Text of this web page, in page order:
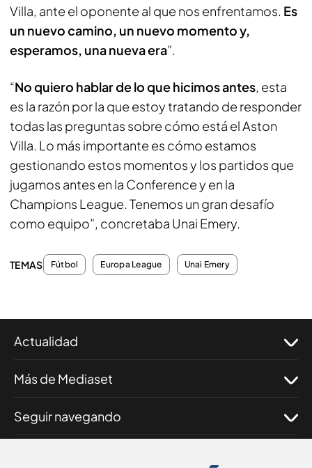
Villa, ante el oponente al que nos enfrentamos. Es
un nuevo camino, un nuevo momento y,
esperamos, una nueva era”.
“No quiero hablar de lo que hicimos antes, esta
es la razón por la que estoy tratando de responder
todas las preguntas sobre cómo está el Aston
Villa. Lo más importante es cómo estamos
gestionando estos momentos y los partidos que
jugamos antes en la Conference y en la
Champions League. Tenemos un gran desafío
como equipo”, concretaba Unai Emery.
TEMAS Fútbol Europa League Unai Emery
Actualidad
Más de Mediaset
Seguir navegando